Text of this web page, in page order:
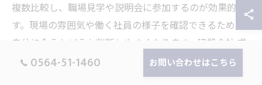
複数比較し、職場見学や説明会に参加するのが効果的で
す。現場の雰囲気や働く社員の様子を確認できるため、
自分に合うかどうか判断しやすくなります。建設会社 求
人では、体力ややる気を重視する企業も多いため、面接
時には「地元で腰を据えて働きたい」「手に職をつけた
0564-51-1460 お問い合わせはこちら